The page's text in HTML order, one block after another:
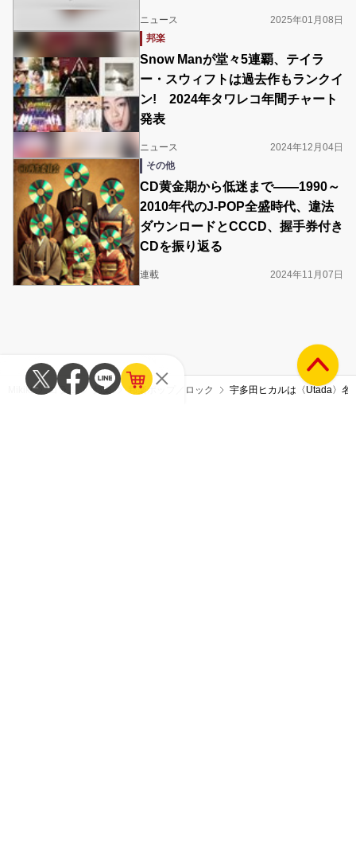
ニュース
2025年01月08日
邦楽
Snow Manが堂々5連覇、テイラ
ー・スウィフトは過去作もランクイ
ン! 2024年タワレコ年間チャート
発表
ニュース
2024年12月04日
その他
CD黄金期から低迷まで――1990～
2010年代のJ-POP全盛時代、違法
ダウンロードとCCCD、握手券付き
CDを振り返る
連載 2024年11月07日
Mikiki コラム 邦楽 邦楽ポップ／ロック 宇多田ヒカルは〈Utada〉